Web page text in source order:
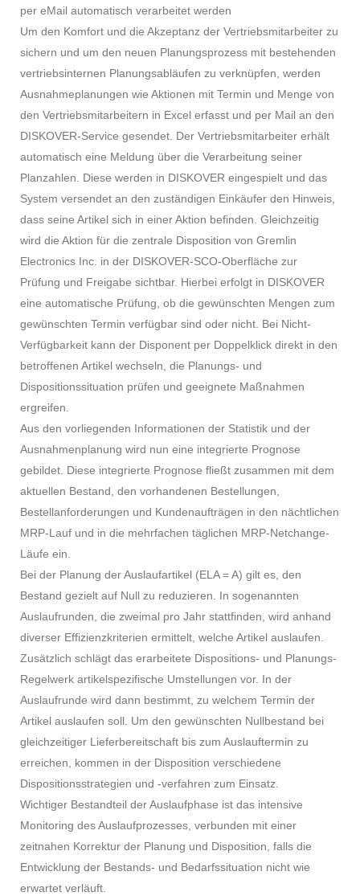
per eMail automatisch verarbeitet werden
Um den Komfort und die Akzeptanz der Vertriebsmitarbeiter zu
sichern und um den neuen Planungsprozess mit bestehenden
vertriebsinternen Planungsabläufen zu verknüpfen, werden
Ausnahmeplanungen wie Aktionen mit Termin und Menge von
den Vertriebsmitarbeitern in Excel erfasst und per Mail an den
DISKOVER-Service gesendet. Der Vertriebsmitarbeiter erhält
automatisch eine Meldung über die Verarbeitung seiner
Planzahlen. Diese werden in DISKOVER eingespielt und das
System versendet an den zuständigen Einkäufer den Hinweis,
dass seine Artikel sich in einer Aktion befinden. Gleichzeitig
wird die Aktion für die zentrale Disposition von Gremlin
Electronics Inc. in der DISKOVER-SCO-Oberfläche zur
Prüfung und Freigabe sichtbar. Hierbei erfolgt in DISKOVER
eine automatische Prüfung, ob die gewünschten Mengen zum
gewünschten Termin verfügbar sind oder nicht. Bei Nicht-
Verfügbarkeit kann der Disponent per Doppelklick direkt in den
betroffenen Artikel wechseln, die Planungs- und
Dispositionssituation prüfen und geeignete Maßnahmen
ergreifen.
Aus den vorliegenden Informationen der Statistik und der
Ausnahmenplanung wird nun eine integrierte Prognose
gebildet. Diese integrierte Prognose fließt zusammen mit dem
aktuellen Bestand, den vorhandenen Bestellungen,
Bestellanforderungen und Kundenaufträgen in den nächtlichen
MRP-Lauf und in die mehrfachen täglichen MRP-Netchange-
Läufe ein.
Bei der Planung der Auslaufartikel (ELA = A) gilt es, den
Bestand gezielt auf Null zu reduzieren. In sogenannten
Auslaufrunden, die zweimal pro Jahr stattfinden, wird anhand
diverser Effizienzkriterien ermittelt, welche Artikel auslaufen.
Zusätzlich schlägt das erarbeitete Dispositions- und Planungs-
Regelwerk artikelspezifische Umstellungen vor. In der
Auslaufrunde wird dann bestimmt, zu welchem Termin der
Artikel auslaufen soll. Um den gewünschten Nullbestand bei
gleichzeitiger Lieferbereitschaft bis zum Auslauftermin zu
erreichen, kommen in der Disposition verschiedene
Dispositionsstrategien und -verfahren zum Einsatz.
Wichtiger Bestandteil der Auslaufphase ist das intensive
Monitoring des Auslaufprozesses, verbunden mit einer
zeitnahen Korrektur der Planung und Disposition, falls die
Entwicklung der Bestands- und Bedarfssituation nicht wie
erwartet verläuft.